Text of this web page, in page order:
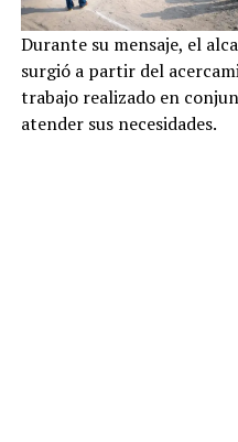
Durante su mensaje, el
surgió a partir del
trabajo realizado en
atender sus necesidades.